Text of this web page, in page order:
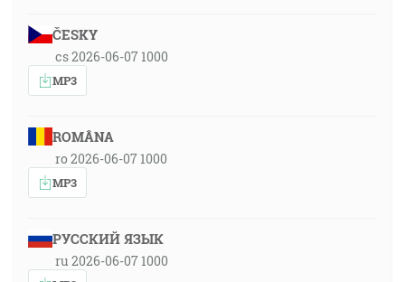
ČESKY
cs 2026-06-07 1000
MP3
ROMÂNA
ro 2026-06-07 1000
MP3
РУССКИЙ ЯЗЫК
ru 2026-06-07 1000